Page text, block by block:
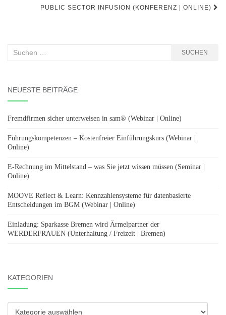
PUBLIC SECTOR INFUSION (KONFERENZ | ONLINE)
Suchen
SUCHEN
NEUESTE BEITRÄGE
Fremdfirmen sicher unterweisen in sam® (Webinar | Online)
Führungskompetenzen – Kostenfreier Einführungskurs (Webinar |
Online)
E-Rechnung im Mittelstand – was Sie jetzt wissen müssen (Seminar |
Online)
MOOVE Reflect & Learn: Kennzahlensysteme für datenbasierte
Entscheidungen im BGM (Webinar | Online)
Einladung: Sparkasse Bremen wird Ärmelpartner der
WERDERFRAUEN (Unterhaltung / Freizeit | Bremen)
KATEGORIEN
Kategorien